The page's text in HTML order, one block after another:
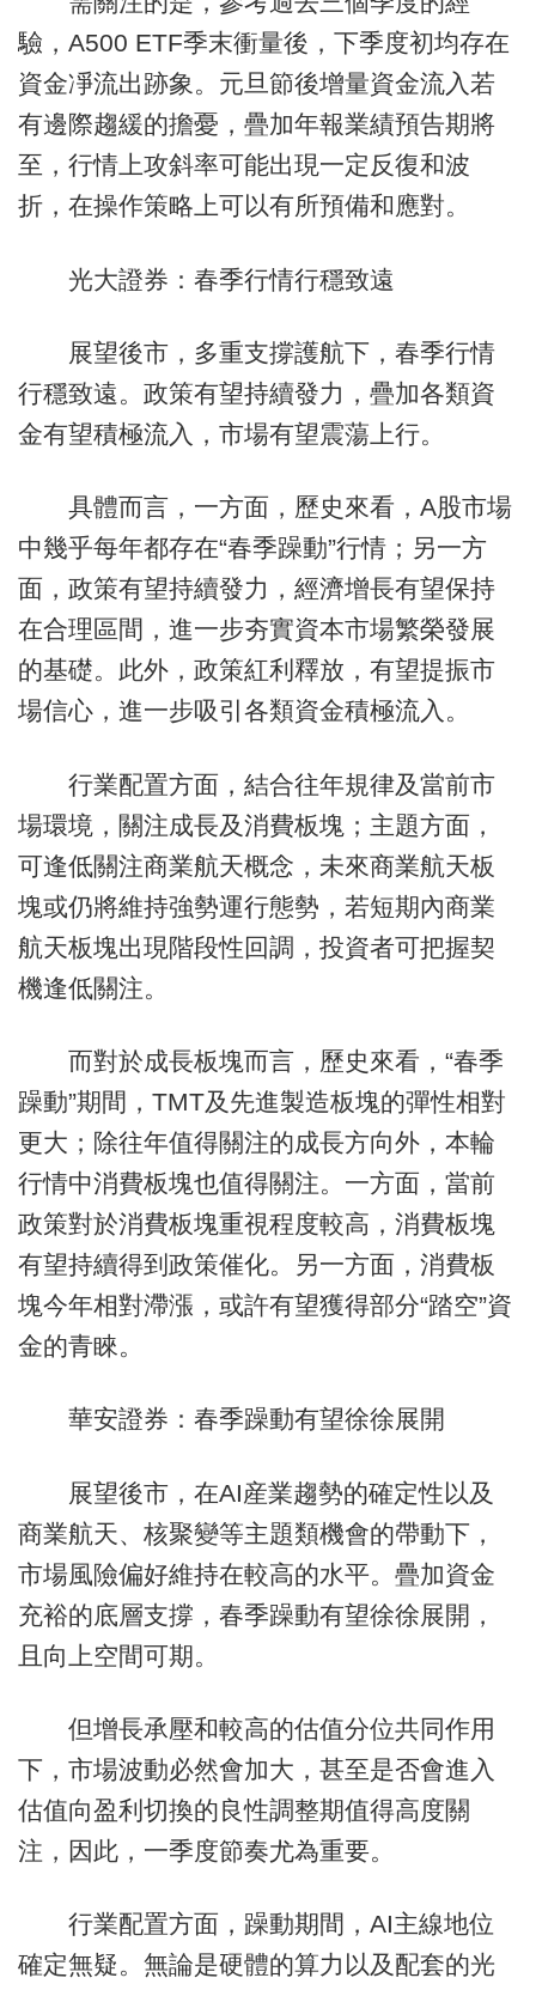
驗，A500 ETF季末衝量後，下季度初均存在
資金凈流出跡象。元旦節後增量資金流入若
有邊際趨緩的擔憂，疊加年報業績預告期將
至，行情上攻斜率可能出現一定反復和波
折，在操作策略上可以有所預備和應對。
光大證券：春季行情行穩致遠
展望後市，多重支撐護航下，春季行情
行穩致遠。政策有望持續發力，疊加各類資
金有望積極流入，市場有望震蕩上行。
具體而言，一方面，歷史來看，A股市場
中幾乎每年都存在“春季躁動”行情；另一方
面，政策有望持續發力，經濟增長有望保持
在合理區間，進一步夯實資本市場繁榮發展
的基礎。此外，政策紅利釋放，有望提振市
場信心，進一步吸引各類資金積極流入。
行業配置方面，結合往年規律及當前市
場環境，關注成長及消費板塊；主題方面，
可逢低關注商業航天概念，未來商業航天板
塊或仍將維持強勢運行態勢，若短期內商業
航天板塊出現階段性回調，投資者可把握契
機逢低關注。
而對於成長板塊而言，歷史來看，“春季
躁動”期間，TMT及先進製造板塊的彈性相對
更大；除往年值得關注的成長方向外，本輪
行情中消費板塊也值得關注。一方面，當前
政策對於消費板塊重視程度較高，消費板塊
有望持續得到政策催化。另一方面，消費板
塊今年相對滯漲，或許有望獲得部分“踏空”資
金的青睞。
華安證券：春季躁動有望徐徐展開
展望後市，在AI産業趨勢的確定性以及
商業航天、核聚變等主題類機會的帶動下，
市場風險偏好維持在較高的水平。疊加資金
充裕的底層支撐，春季躁動有望徐徐展開，
且向上空間可期。
但增長承壓和較高的估值分位共同作用
下，市場波動必然會加大，甚至是否會進入
估值向盈利切換的良性調整期值得高度關
注，因此，一季度節奏尤為重要。
行業配置方面，躁動期間，AI主線地位
確定無疑。無論是硬體的算力以及配套的光